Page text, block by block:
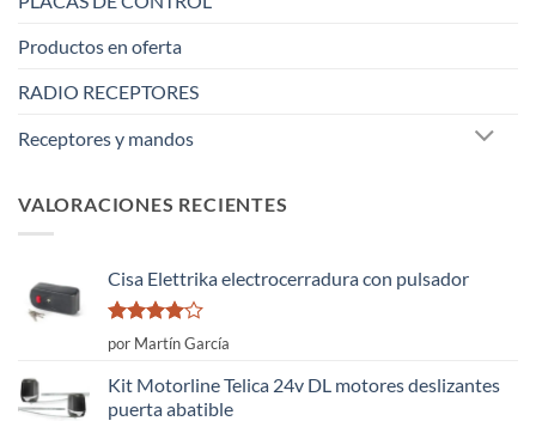
Productos en oferta
RADIO RECEPTORES
Receptores y mandos
VALORACIONES RECIENTES
Cisa Elettrika electrocerradura con pulsador
Valorado
con
5
por Martín García
Kit Motorline Telica 24v DL motores deslizantes
puerta abatible